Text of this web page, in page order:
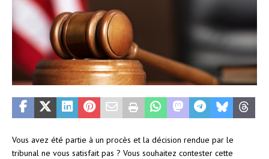
Vous avez été partie à un procès et la décision rendue par le
tribunal ne vous satisfait pas ? Vous souhaitez contester cette